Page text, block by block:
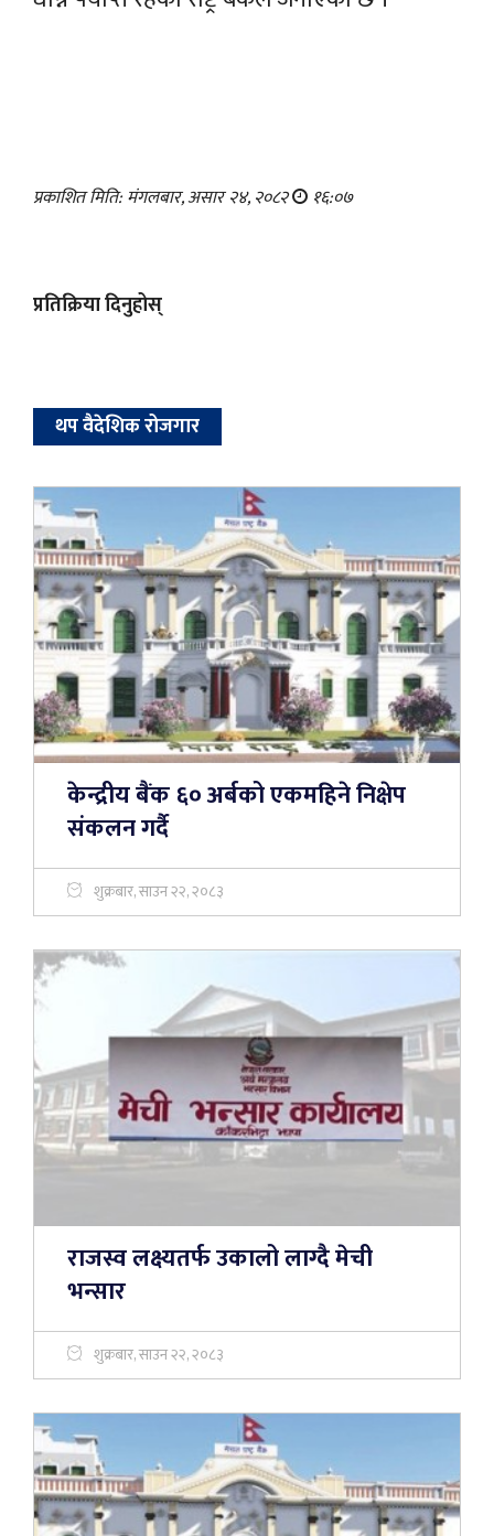
प्रकाशित मिति: मंगलबार, असार २४, २०८२ १६:०७
प्रतिक्रिया दिनुहोस्
थप वैदेशिक रोजगार
केन्द्रीय बैंक ६० अर्बको एकमहिने निक्षेप
संकलन गर्दै
शुक्रबार, साउन २२, २०८३
राजस्व लक्ष्यतर्फ उकालो लाग्दै मेची
भन्सार
शुक्रबार, साउन २२, २०८३